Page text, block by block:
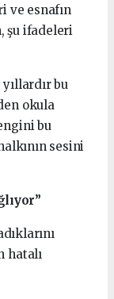
ve esnafın
şu ifadeleri
bu
okula
bu
sesini
hatalı